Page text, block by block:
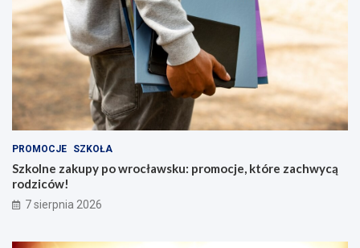
PROMOCJE SZKOŁA
Szkolne zakupy po wrocławsku: promocje, które zachwycą
rodziców!
7 sierpnia 2026